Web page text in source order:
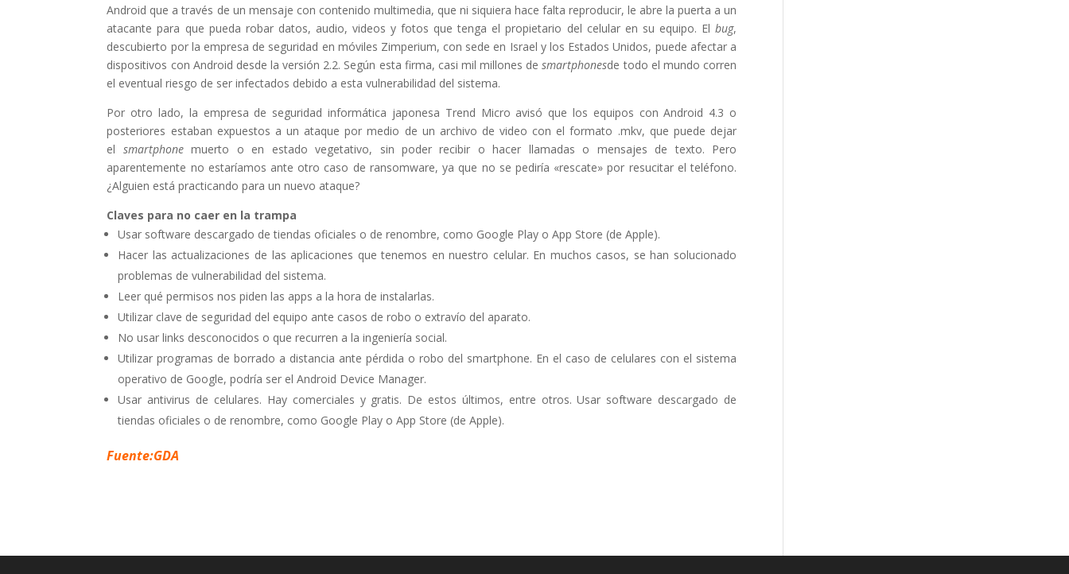
Android que a través de un mensaje con contenido multimedia, que ni siquiera hace falta reproducir, le abre la puerta a un
atacante para que pueda robar datos, audio, videos y fotos que tenga el propietario del celular en su equipo. Elbug,
descubierto por la empresa de seguridad en móviles Zimperium, con sede en Israel y los Estados Unidos, puede afectar a
dispositivos con Android desde la versión 2.2. Según esta firma, casi mil millones desmartphonesde todo el mundo corren
el eventual riesgo de ser infectados debido a esta vulnerabilidad del sistema.
Por otro lado, la empresa de seguridad informática japonesa Trend Micro avisó que los equipos con Android 4.3 o
posteriores estaban expuestos a un ataque por medio de un archivo de video con el formato .mkv, que puede dejar
el smartphonemuerto o en estado vegetativo, sin poder recibir o hacer llamadas o mensajes de texto. Pero
aparentemente no estaríamos ante otro caso de ransomware, ya que no se pediría «rescate» por resucitar el teléfono.
¿Alguien está practicando para un nuevo ataque?
Claves para no caer en la trampa
Usar software descargado de tiendas oficiales o de renombre, como Google Play o App Store (de Apple).
Hacer las actualizaciones de las aplicaciones que tenemos en nuestro celular. En muchos casos, se han solucionado
problemas de vulnerabilidad del sistema.
Leer qué permisos nos piden las apps a la hora de instalarlas.
Utilizar clave de seguridad del equipo ante casos de robo o extravío del aparato.
No usar links desconocidos o que recurren a la ingeniería social.
Utilizar programas de borrado a distancia ante pérdida o robo del smartphone. En el caso de celulares con el sistema
operativo de Google, podría ser el Android Device Manager.
Usar antivirus de celulares. Hay comerciales y gratis. De estos últimos, entre otros. Usar software descargado de
tiendas oficiales o de renombre, como Google Play o App Store (de Apple).
Fuente:GDA